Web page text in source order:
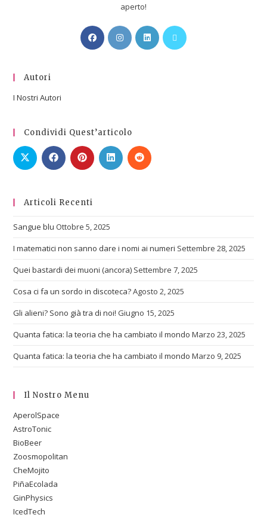
aperto!
Autori
I Nostri Autori
Condividi Quest’articolo
Articoli Recenti
Sangue blu Ottobre 5, 2025
I matematici non sanno dare i nomi ai numeri Settembre 28, 2025
Quei bastardi dei muoni (ancora) Settembre 7, 2025
Cosa ci fa un sordo in discoteca?Agosto 2, 2025
Gli alieni? Sono già tra di noi! Giugno 15, 2025
Quanta fatica: la teoria che ha cambiato il mondo Marzo 23, 2025
Quanta fatica: la teoria che ha cambiato il mondo Marzo 9, 2025
Il Nostro Menu
AperolSpace
AstroTonic
BioBeer
Zoosmopolitan
CheMojito
PiñaEcolada
GinPhysics
IcedTech